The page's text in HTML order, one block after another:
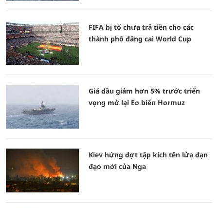
FIFA bị tố chưa trả tiền cho các
thành phố đăng cai World Cup
Giá dầu giảm hơn 5% trước triển
vọng mở lại Eo biển Hormuz
Kiev hứng đợt tập kích tên lửa đạn
đạo mới của Nga